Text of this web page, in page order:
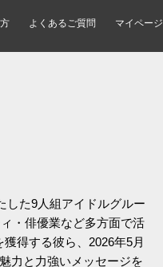
よくあるご質問 マイページ
した9人組アイドルグルー
・俳優業など多方面で活
得する彼ら、2026年5月
力と力強いメッセージを